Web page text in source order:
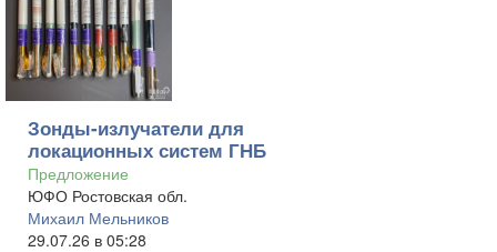
Зонды-излучатели для
локационных систем ГНБ
Предложение
ЮФО Ростовская обл.
Михаил Мельников
29.07.26 в 05:28